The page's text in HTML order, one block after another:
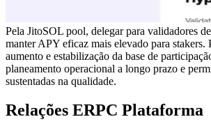
Pela JitoSOL pool, delegar para validadores
manter APY eficaz mais elevado para
aumento e estabilização da base de
planeamento operacional a longo prazo e
sustentadas na qualidade.
Relações ERPC Plataforma